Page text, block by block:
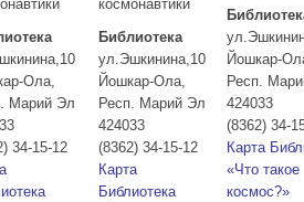
Ола,
Марий Эл
34-15-12
космонавтики
Библиотека
ул.Эшкинина,10
Йошкар-Ола,
Респ. Марий Эл
424033
(8362) 34-15-12
Карта
Библиотека
Йошкар-
Респ.
424033
(8362) 34-
Карта
«Что такое
космос?»